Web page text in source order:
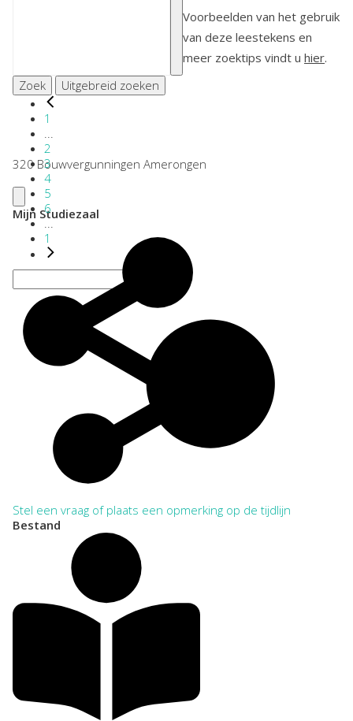
Voorbeelden van het gebruik
van deze leestekens en
meer zoektips vindt u hier.
Zoek
Uitgebreid zoeken
1
2
3
4
5
6
...
1
320 Bouwvergunningen Amerongen
Mijn Studiezaal
Stel een vraag of plaats een opmerking op de tijdlijn
Bestand